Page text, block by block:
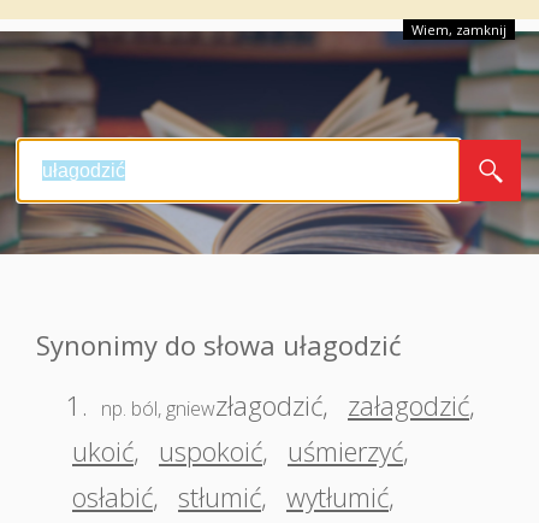
Wiem, zamknij
Synonimy do słowa ułagodzić
1.
np. ból, gniewzłagodzić, załagodzić,
ukoić, uspokoić, uśmierzyć,
osłabić, stłumić, wytłumić,